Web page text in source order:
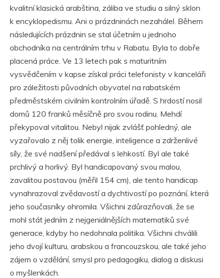
kvalitní klasická arabština, záliba ve studiu a silný sklon
k encyklopedismu. Ani o prázdninách nezahálel. Během
následujících prázdnin se stal účetním u jednoho
obchodníka na centrálním trhu v Rabatu. Byla to dobře
placená práce. Ve 13 letech pak s maturitním
vysvědčením v kapse získal práci telefonisty v kanceláři
pro záležitosti původních obyvatel na rabatském
předměstském civilním kontrolním úřadě. S hrdostí nosil
domů 120 franků měsíčně pro svou rodinu. Mehdí
překypoval vitalitou. Nebyl nijak zvlášť pohledný, ale
vyzařovalo z něj tolik energie, inteligence a zdrženlivé
síly, že své nadšení předával s lehkostí. Byl ale také
prchlivý a horlivý. Byl handicapovaný svou malou,
zavalitou postavou (měřil 154 cm), ale tento handicap
vynahrazoval zvědavostí a dychtivostí po poznání, která
jeho současníky ohromila. Všichni zdůrazňovali, že se
mohl stát jedním z nejgeniálnějších matematiků své
generace, kdyby ho nedohnala politika. Všichni chválili
jeho dvojí kulturu, arabskou a francouzskou, ale také jeho
zájem o vzdělání, smysl pro pedagogiku, dialog a diskusi
o myšlenkách.